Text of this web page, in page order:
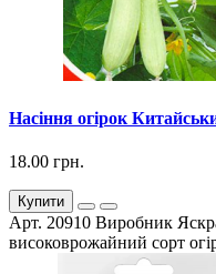
Насіння огірок
18.00 грн.
Купити
Арт. 20910 Виробник
високоврожайний сорт